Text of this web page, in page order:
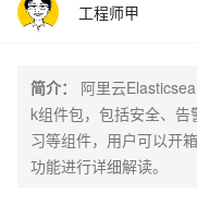
工程师甲
简介：
阿里云
k组件包，包括安全、
习等组件，用户可以开
功能进行详细解读。